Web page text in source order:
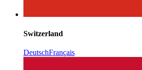
Switzerland
DeutschFrançais